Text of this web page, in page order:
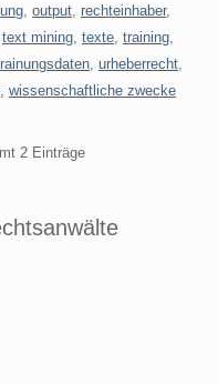
output rechteinhaber,
text mining texte training
urheberrecht
wissenschaftliche zwecke
2 Einträge